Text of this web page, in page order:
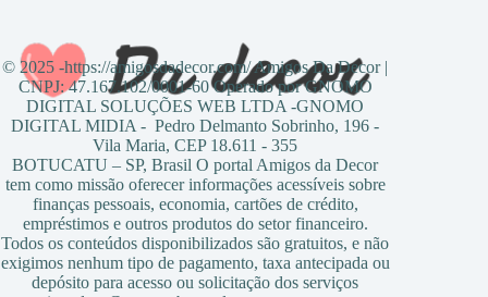
© 2025 -https://amigosdadecor.com/ Amigos Da Decor |
CNPJ: 47.167.102/0001-60 Operado por GNOMO
DIGITAL SOLUÇÕES WEB LTDA -GNOMO
DIGITAL MIDIA - Pedro Delmanto Sobrinho, 196 -
Vila Maria, CEP 18.611 - 355
BOTUCATU – SP, Brasil O portal Amigos da Decor
tem como missão oferecer informações acessíveis sobre
finanças pessoais, economia, cartões de crédito,
empréstimos e outros produtos do setor financeiro.
Todos os conteúdos disponibilizados são gratuitos, e não
exigimos nenhum tipo de pagamento, taxa antecipada ou
depósito para acesso ou solicitação dos serviços